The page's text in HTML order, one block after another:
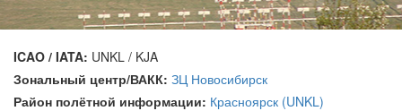
ICAO / IATA: UNKL / KJA
Зональный центр/ВАКК: ЗЦ Новосибирск
Район полётной информации: Красноярск (UNKL)